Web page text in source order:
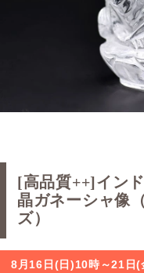
[高品質++]イン
晶ガネーシャ像
ズ）
8月16日(日)10時～21日